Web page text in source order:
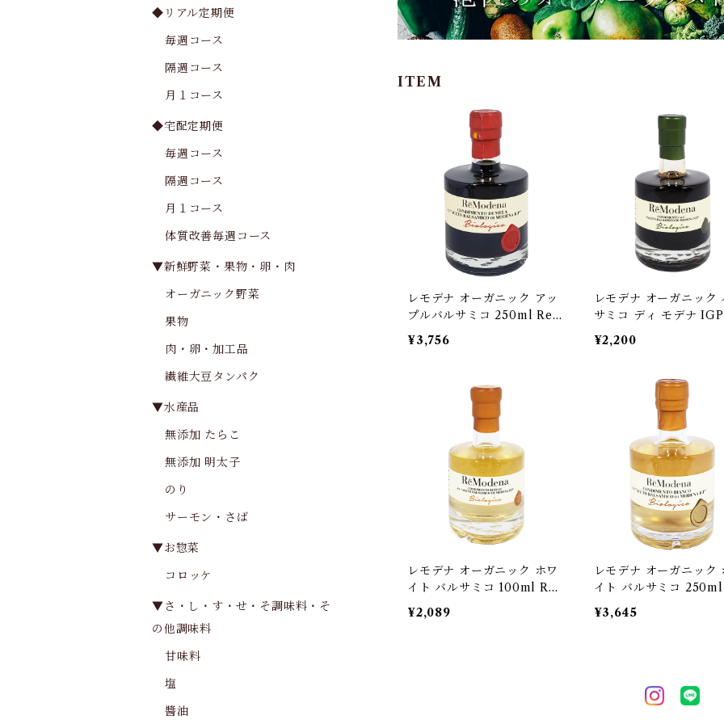
ITEM
レモデナ オーガニック アッ
プルバルサミコ 250ml ReM
odena 有機バルサミコ酢 り
んご酢 イタリア[宅急便]
¥3,756
レモデナ オーガニック
サミコ ディ モデナ
ml ReModena 有機バ
ミコ酢 イタリア[宅急便]
¥2,200
レモデナ オーガニック ホワ
イト バルサミコ 100ml Re
Modena 有機バルサミコ酢
イタリア[宅急便]
¥2,089
レモデナ オーガニック
イト バルサミコ
Modena 有機バルサミ
イタリア[宅急便]
¥3,645
◆リアル定期便
毎週コース
隔週コース
月１コース
◆宅配定期便
毎週コース
隔週コース
月１コース
体質改善毎週コース
▼新鮮野菜・果物・卵・肉
オーガニック野菜
果物
肉・卵・加工品
繊維大豆タンパク
▼水産品
無添加 たらこ
無添加 明太子
のり
サーモン・さば
▼お惣菜
コロッケ
▼さ・し・す・せ・そ調味料・そ
の他調味料
甘味料
塩
醬油